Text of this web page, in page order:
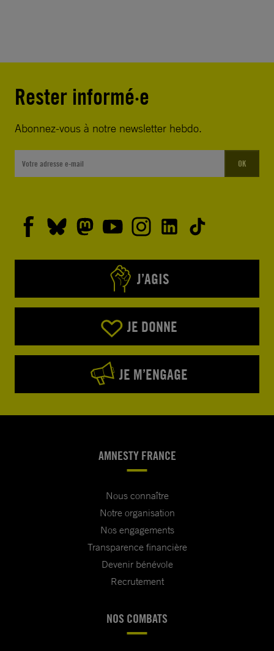
Rester informé·e
Abonnez-vous à notre newsletter hebdo.
OK
J’AGIS
JE DONNE
JE M’ENGAGE
AMNESTY FRANCE
Nous connaître
Notre organisation
Nos engagements
Transparence financière
Devenir bénévole
Recrutement
NOS COMBATS